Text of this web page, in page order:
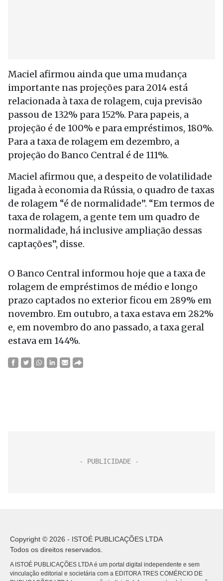
Maciel afirmou ainda que uma mudança
importante nas projeções para 2014 está
relacionada à taxa de rolagem, cuja previsão
passou de 132% para 152%. Para papeis, a
projeção é de 100% e para empréstimos, 180%.
Para a taxa de rolagem em dezembro, a
projeção do Banco Central é de 111%.
Maciel afirmou que, a despeito de volatilidade
ligada à economia da Rússia, o quadro de taxas
de rolagem “é de normalidade”. “Em termos de
taxa de rolagem, a gente tem um quadro de
normalidade, há inclusive ampliação dessas
captações”, disse.
O Banco Central informou hoje que a taxa de
rolagem de empréstimos de médio e longo
prazo captados no exterior ficou em 289% em
novembro. Em outubro, a taxa estava em 282%
e, em novembro do ano passado, a taxa geral
estava em 144%.
Copyright © 2026 - ISTOÉ PUBLICAÇÕES LTDA
Todos os direitos reservados.
A ISTOÉ PUBLICAÇÕES LTDA é um portal digital independente e sem
vinculação editorial e societária com a EDITORA TRES COMÉRCIO DE